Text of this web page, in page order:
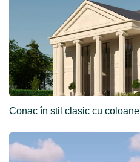
Conac în stil clasic cu coloane